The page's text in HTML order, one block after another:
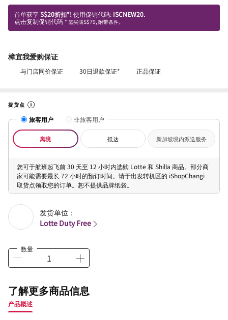
首单获享S$20折扣*! 使用促销代码: ISCNEW20.
点击复制促销代码 * 需买满S$79, 附带条件。
樟宜我爱购保证
与门店同价保证 30日退款保证* 正品保证
提货点
旅客用户 非旅客用户
离境 抵达 新加坡境内派送服务
您可于航班起飞前 30 天至 12 小时内选购 Lotte 和 Shilla 商品。部分商
家可能需要最长 72 小时的预订时间。请于出发转机区的 iShopChangi
取货点领取您的订单。恕不提供品牌纸袋。
发货单位：
Lotte Duty Free
数量
了解更多商品信息
产品概述